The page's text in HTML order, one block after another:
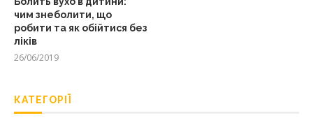
чим знеболити, що
робити та як обійтися без
ліків
26/06/2019
КАТЕГОРІЇ